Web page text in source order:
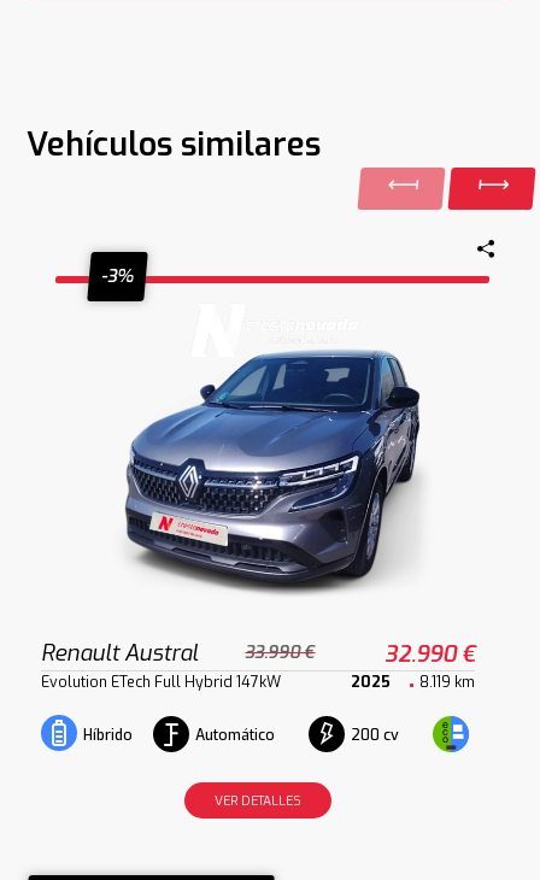
Vehículos similares
-3%
Renault Austral 33.990 € 32.990 €
Evolution ETech Full Hybrid 147kW 2025 8.119 km
Híbrido Automático 200 cv
VER DETALLES